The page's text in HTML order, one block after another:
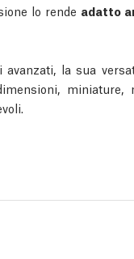
lo rende adatto
la sua
miniature,